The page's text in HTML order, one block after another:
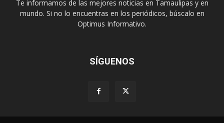
Te informamos de las mejores noticias en Tamaulipas y en
mundo. Si no lo encuentras en los periódicos, búscalo en
Optimus Informativo.
SÍGUENOS